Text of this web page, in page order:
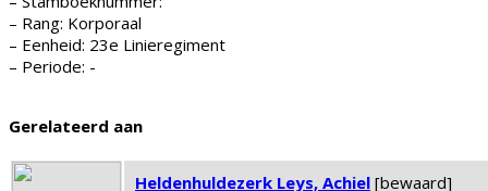
– Rang: Korporaal
– Eenheid: 23e Linieregiment
– Periode: -
Gerelateerd aan
Heldenhuldezerk Leys, Achiel [bewaard]